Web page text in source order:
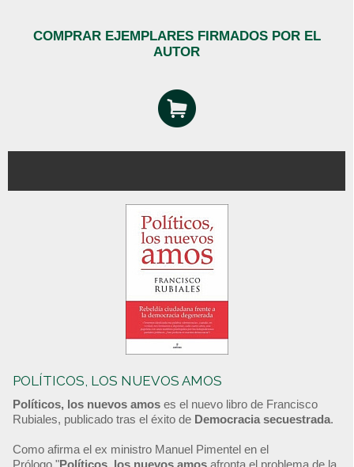
COMPRAR EJEMPLARES FIRMADOS POR EL
AUTOR
POLÍTICOS, LOS NUEVOS AMOS
Políticos, los nuevos amos es el nuevo libro de Francisco
Rubiales, publicado tras el éxito de Democracia secuestrada.
Como afirma el ex ministro Manuel Pimentel en el